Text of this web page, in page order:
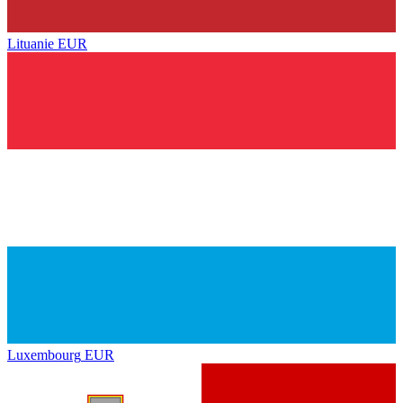
Lituanie EUR
Luxembourg EUR